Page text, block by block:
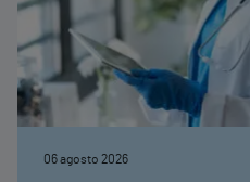
06 agosto 2026